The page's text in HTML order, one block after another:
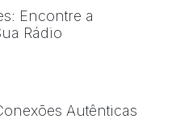
Encontre a
Rádio
Autênticas